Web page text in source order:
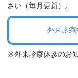
さい（毎月更新）。
外来診療
※外来診療休診のお